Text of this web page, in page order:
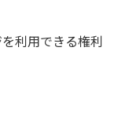
利用できる権利